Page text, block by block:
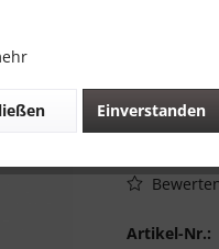
Artikel-Nr.:
Einverstanden